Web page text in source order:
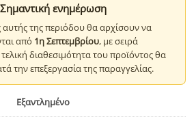
Σημαντική ενημέρωση
αυτής της περιόδου θα αρχίσουν να
από 1η Σεπτεμβρίου, με σειρά
διαθεσιμότητα του προϊόντος θα
την επεξεργασία της παραγγελίας.
Εξαντλημένο